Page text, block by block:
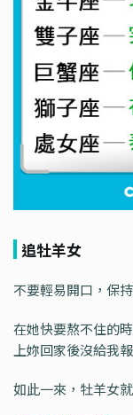
追牡羊女
不要輕易開口，保
在她快要熬不住的
上妳回家後沒給我
如此一來，牡羊女